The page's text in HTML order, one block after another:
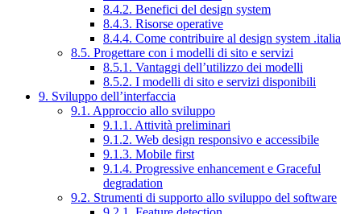
8.4.2. Benefici del design system
8.4.3. Risorse operative
8.4.4. Come contribuire al design system .italia
8.5. Progettare con i modelli di sito e servizi
8.5.1. Vantaggi dell’utilizzo dei modelli
8.5.2. I modelli di sito e servizi disponibili
9. Sviluppo dell’interfaccia
9.1. Approccio allo sviluppo
9.1.1. Attività preliminari
9.1.2. Web design responsivo e accessibile
9.1.3. Mobile first
9.1.4. Progressive enhancement e Graceful
degradation
9.2. Strumenti di supporto allo sviluppo del software